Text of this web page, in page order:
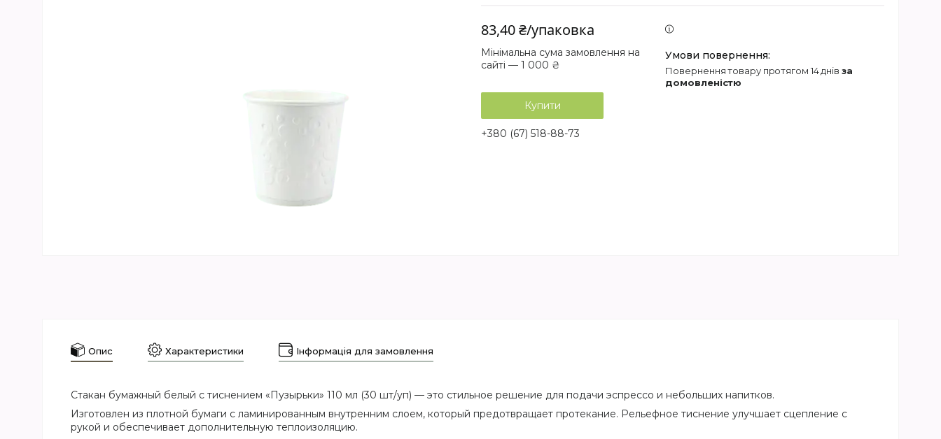
83,40 ₴/упаковка
Мінімальна сума замовлення на
сайті — 1 000 ₴
Купити
+380 (67) 518-88-73
повернення товару протягом 14 днів за
домовленістю
Опис Характеристики Інформація для замовлення
Стакан бумажный белый с тиснением «Пузырьки» 110 мл (30 шт/уп) — это стильное решение для подачи эспрессо и небольших напитков.
Изготовлен из плотной бумаги с ламинированным внутренним слоем, который предотвращает протекание. Рельефное тиснение улучшает сцепление с
рукой и обеспечивает дополнительную теплоизоляцию.